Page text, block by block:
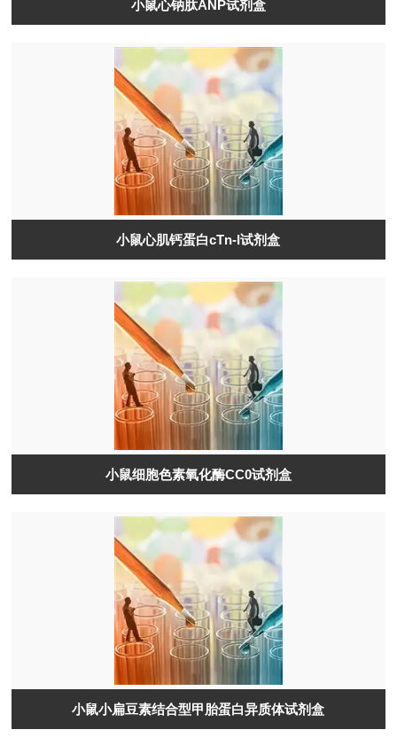
小鼠心钠肽ANP试剂盒
小鼠心肌钙蛋白cTn-I试剂盒
小鼠细胞色素氧化酶CC0试剂盒​
小鼠小扁豆素结合型甲胎蛋白异质体试剂盒